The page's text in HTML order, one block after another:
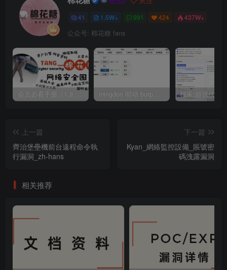
41 1.5W+ 991 424 437W+
公众号: 棉花糖 fans
会员必看手册（1.9.0版本 26.4.5更新） mingdon 明动 burp插件0.2.6版本 本地时间校验去除版
上一篇
齊治堡壘機前台遠程命令執
行漏洞_zh-hans
下一篇
Kyan_網絡監控設備_賬號密
碼洩露漏洞
相关推荐